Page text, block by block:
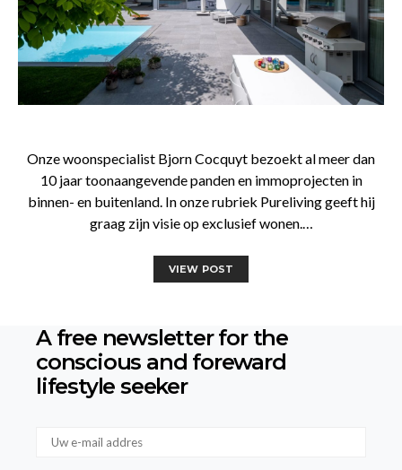
Onze woonspecialist Bjorn Cocquyt bezoekt al meer dan
10 jaar toonaangevende panden en immoprojecten in
binnen- en buitenland. In onze rubriek Pureliving geeft hij
graag zijn visie op exclusief wonen.…
VIEW POST
A free newsletter for the
conscious and foreward
lifestyle seeker